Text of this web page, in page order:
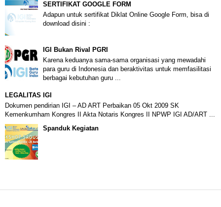
SERTIFIKAT GOOGLE FORM
Adapun untuk sertifikat Diklat Online Google Form, bisa di
download disini :
IGI Bukan Rival PGRI
Karena keduanya sama-sama organisasi yang mewadahi
para guru di Indonesia dan beraktivitas untuk memfasilitasi
berbagai kebutuhan guru ...
LEGALITAS IGI
Dokumen pendirian IGI – AD ART Perbaikan 05 Okt 2009 SK
Kemenkumham Kongres II Akta Notaris Kongres II NPWP IGI AD/ART ...
Spanduk Kegiatan